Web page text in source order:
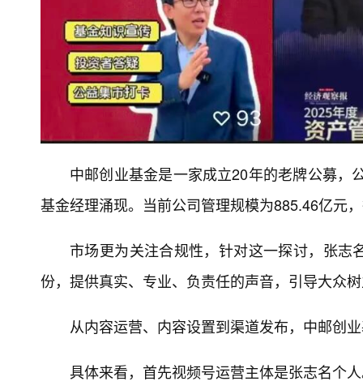
中邮创业基金是一家成立20年的老牌公募，
基金经理涌现。当前公司管理规模为885.46亿元
市场更为关注合规性，针对这一探讨，张
份，提供真实、专业、负责任的声音，引导大众
从内容运营、内容设置到渠道发布，中邮创
具体来看，首先视频号运营主体是张志名个